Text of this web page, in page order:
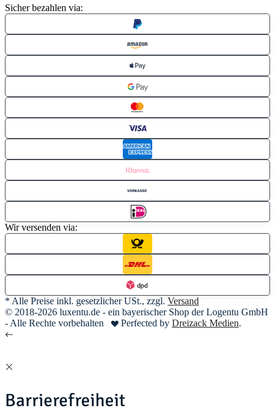
Sicher bezahlen via:
Wir versenden via:
* Alle Preise inkl. gesetzlicher USt., zzgl. Versand
© 2018-2026 luxentu.de - ein bayerischer Shop der Logentu GmbH
- Alle Rechte vorbehalten
Perfected by Dreizack Medien.
Barrierefreiheit